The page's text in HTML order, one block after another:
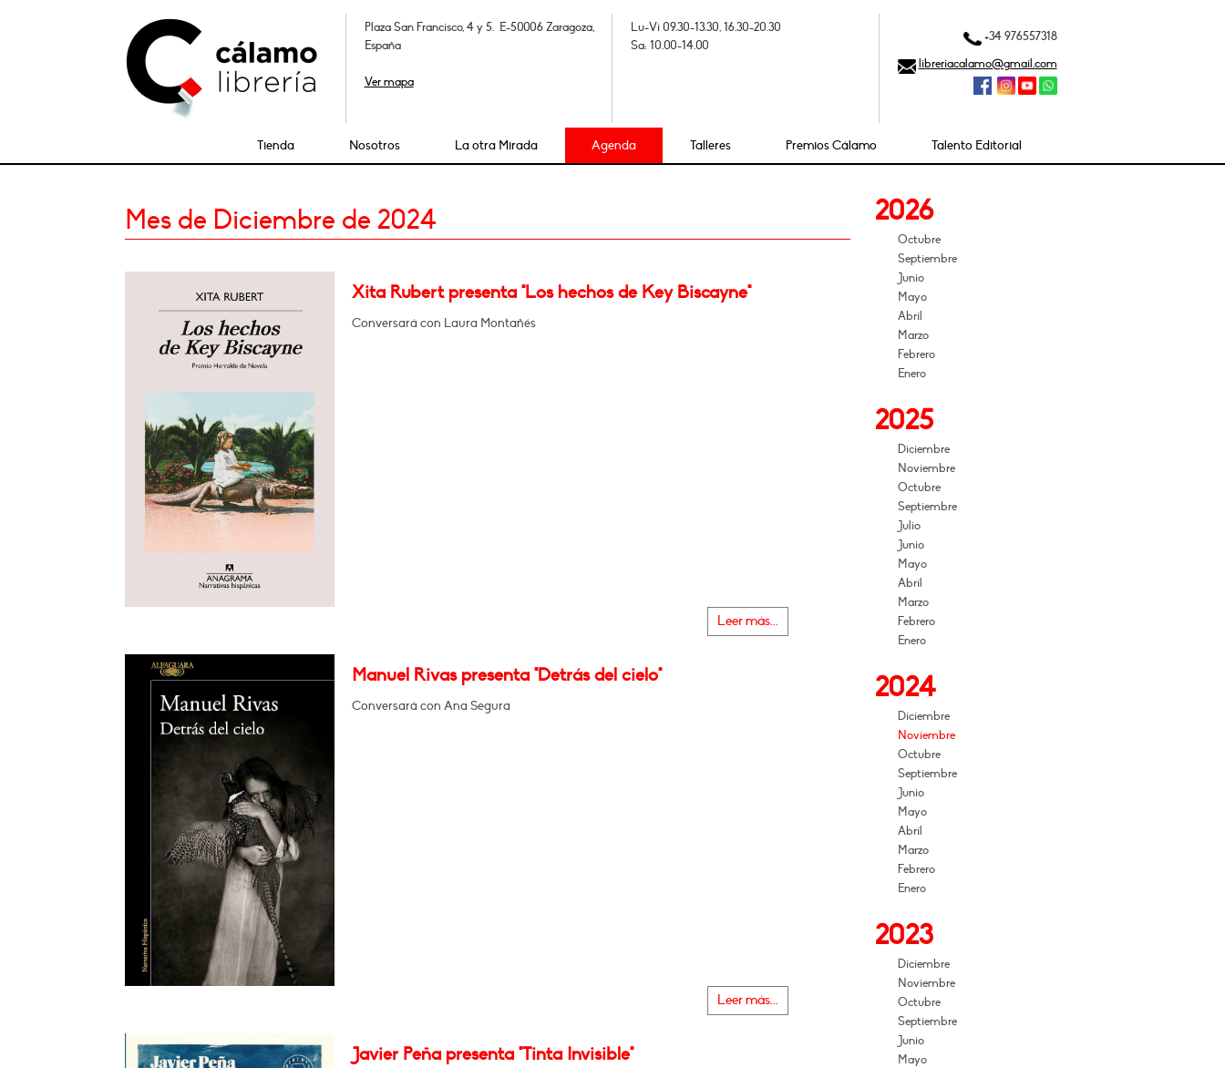
Plaza San Francisco, 4 y 5. E-50006 Zaragoza,
España
Ver mapa
Lu-Vi 09.30-13.30, 16.30-20.30
Sa: 10.00-14.00
+34 976557318
libreriacalamo@gmail.com
Tienda Nosotros La otra Mirada Agenda Talleres Premios Cálamo Talento Editorial
Mes de Diciembre de 2024
Xita Rubert presenta "Los hechos de Key Biscayne"
Conversará con Laura Montañés
Leer más...
Manuel Rivas presenta "Detrás del cielo"
Conversará con Ana Segura
Leer más...
Javier Peña presenta "Tinta Invisible"
2026
Octubre
Septiembre
Junio
Mayo
Abril
Marzo
Febrero
Enero
2025
Diciembre
Noviembre
Octubre
Septiembre
Julio
Junio
Mayo
Abril
Marzo
Febrero
Enero
2024
Diciembre
Noviembre
Octubre
Septiembre
Junio
Mayo
Abril
Marzo
Febrero
Enero
2023
Diciembre
Noviembre
Octubre
Septiembre
Junio
Mayo